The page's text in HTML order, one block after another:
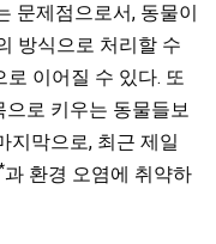
문제점으로서, 동물이
방식으로 처리할 수
이어질 수 있다. 또
로 키우는 동물들보
지막으로, 최근 제일
*과 환경 오염에 취약하